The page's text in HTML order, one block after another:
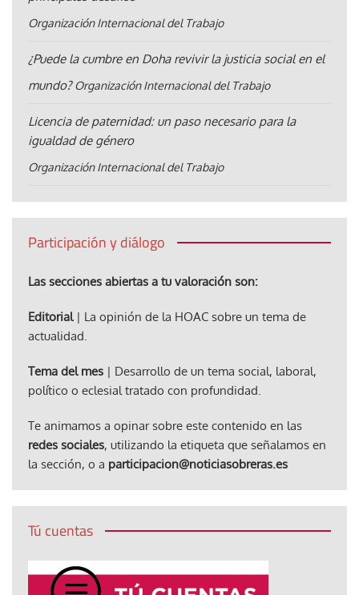
Organización Internacional del Trabajo
¿Puede la cumbre en Doha revivir la justicia social en el
mundo? Organización Internacional del Trabajo
Licencia de paternidad: un paso necesario para la
igualdad de género
Organización Internacional del Trabajo
Participación y diálogo
Las secciones abiertas a tu valoración son:
Editorial| La opinión de la HOAC sobre un tema de
actualidad.
Tema del mes | Desarrollo de un tema social, laboral,
político o eclesial tratado con profundidad.
Te animamos a opinar sobre este contenido en las
redes sociales, utilizando la etiqueta que señalamos en
la sección, o a participacion@noticiasobreras.es
Tú cuentas